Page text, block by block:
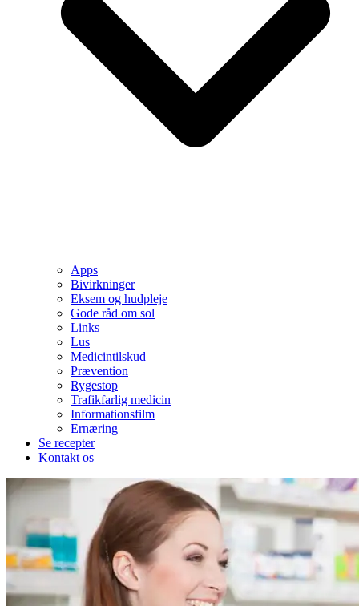
Apps
Bivirkninger
Eksem og hudpleje
Gode råd om sol
Links
Lus
Medicintilskud
Prævention
Rygestop
Trafikfarlig medicin
Informationsfilm
Ernæring
Se recepter
Kontakt os